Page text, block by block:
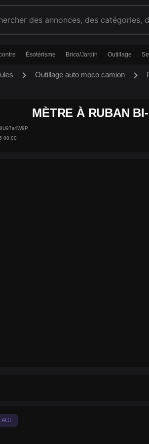
Ésotérisme Brico/Jardin Outillage
chevron_right Outillage auto moco camion chevron_right
MÈTRE À RUBAN
00:00